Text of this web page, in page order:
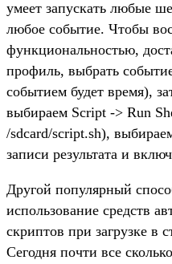
умеет запускать любые
любое событие. Чтобы
функциональностью,
профиль, выбрать
событием будет время),
выбираем Script -> Run
/sdcard/script.sh),
записи результата и
Другой популярный
использование средств
скриптов при загрузке в
Сегодня почти все